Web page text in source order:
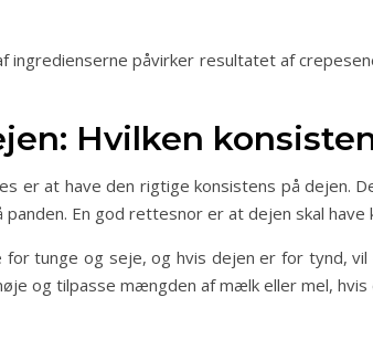
ingredienserne påvirker resultatet af
Hvilken
er at have den rigtige konsistens på dejen.
En god rettesnor er at dejen skal
tunge og seje, og hvis dejen er for tynd,
og tilpasse mængden af mælk eller mel,